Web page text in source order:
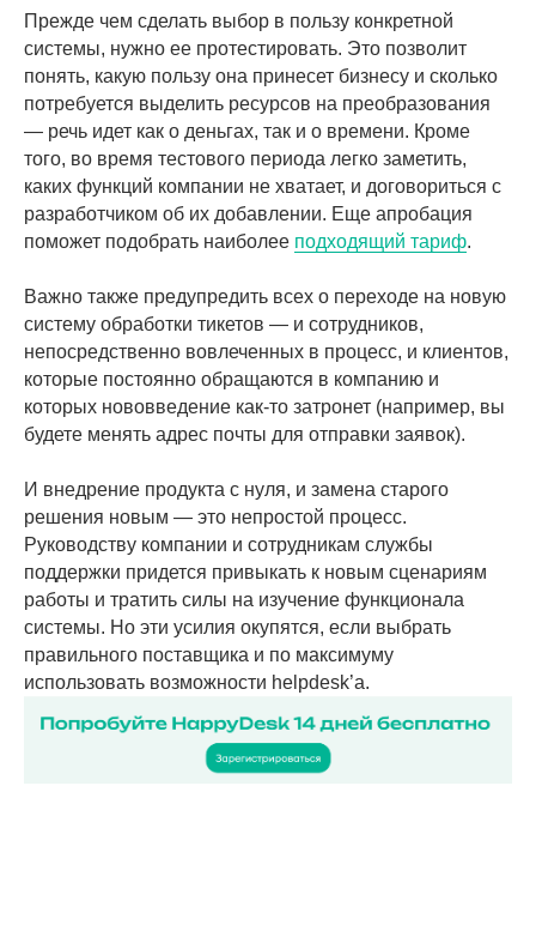
Прежде чем сделать выбор в пользу конкретной
системы, нужно ее протестировать. Это позволит
понять, какую пользу она принесет бизнесу и сколько
потребуется выделить ресурсов на преобразования
— речь идет как о деньгах, так и о времени. Кроме
того, во время тестового периода легко заметить,
каких функций компании не хватает, и договориться с
разработчиком об их добавлении. Еще апробация
поможет подобрать наиболее подходящий тариф.
Важно также предупредить всех о переходе на новую
систему обработки тикетов — и сотрудников,
непосредственно вовлеченных в процесс, и клиентов,
которые постоянно обращаются в компанию и
которых нововведение как-то затронет (например, вы
будете менять адрес почты для отправки заявок).
И внедрение продукта с нуля, и замена старого
решения новым — это непростой процесс.
Руководству компании и сотрудникам службы
поддержки придется привыкать к новым сценариям
работы и тратить силы на изучение функционала
системы. Но эти усилия окупятся, если выбрать
правильного поставщика и по максимуму
использовать возможности helpdesk’а.